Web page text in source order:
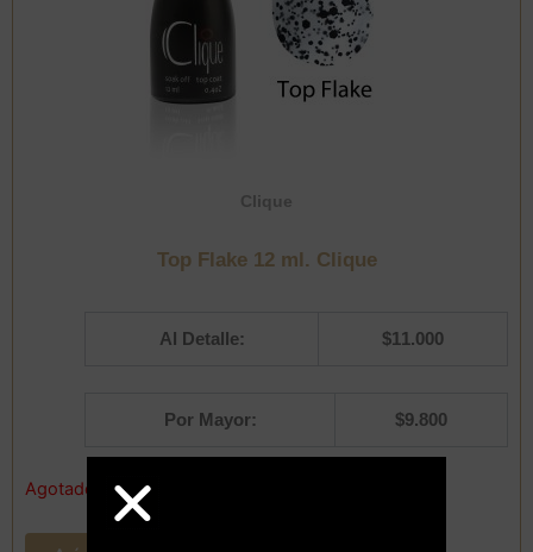
Clique
Top Flake 12 ml. Clique
Al Detalle: $11.000
Por Mayor: $9.800
Agotado